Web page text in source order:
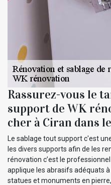
Rassurez-vous le
support de WK
cher à Ciran dans
Le sablage tout support c'est
les divers supports afin de les
rénovation c’est le
applique les abrasifs adéquats à
statues et monuments en